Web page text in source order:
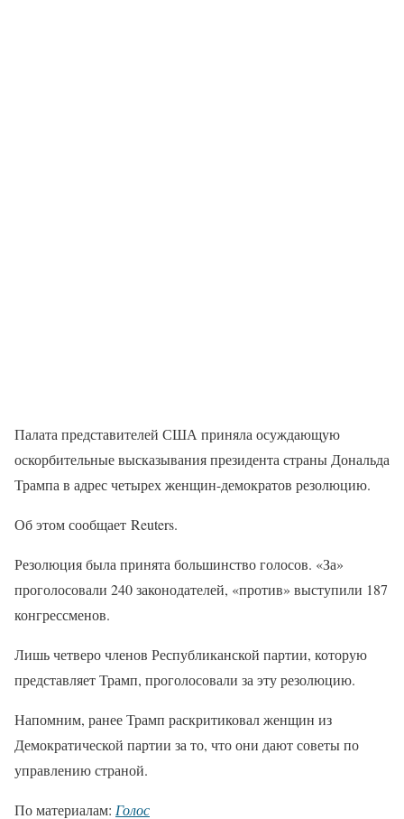
Палата представителей США приняла осуждающую
оскорбительные высказывания президента страны Дональда
Трампа в адрес четырех женщин-демократов резолюцию.
Об этом сообщает Reuters.
Резолюция была принята большинство голосов. «За»
проголосовали 240 законодателей, «против» выступили 187
конгрессменов.
Лишь четверо членов Республиканской партии, которую
представляет Трамп, проголосовали за эту резолюцию.
Напомним, ранее Трамп раскритиковал женщин из
Демократической партии за то, что они дают советы по
управлению страной.
По материалам: Голос